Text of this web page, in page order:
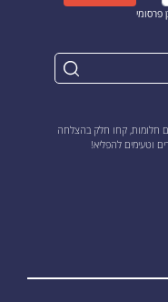
פרסומי
חלומות, קחו חלק בהצלחה
וטעימים להפליא!